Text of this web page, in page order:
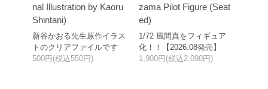
nal Illustration by Kaoru
Shintani)
新谷かおる先生原作イラス
トのクリアファイルです
500円(税込550円)
zama Pilot Figure (Seat
ed)
1/72 風間真をフィギュア
化！！【2026.08発売】
1,900円(税込2,090円)